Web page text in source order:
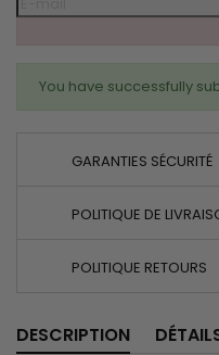
You have successfully
GARANTIES SÉCURITÉ
POLITIQUE DE
POLITIQUE RETOURS
DESCRIPTION